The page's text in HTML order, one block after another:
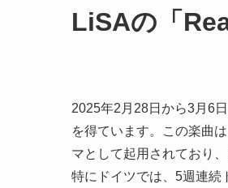
LiSAの「
2025年2月28日から3月6
を得ています。この楽曲
マとして起用されており
特にドイツでは、5週連続